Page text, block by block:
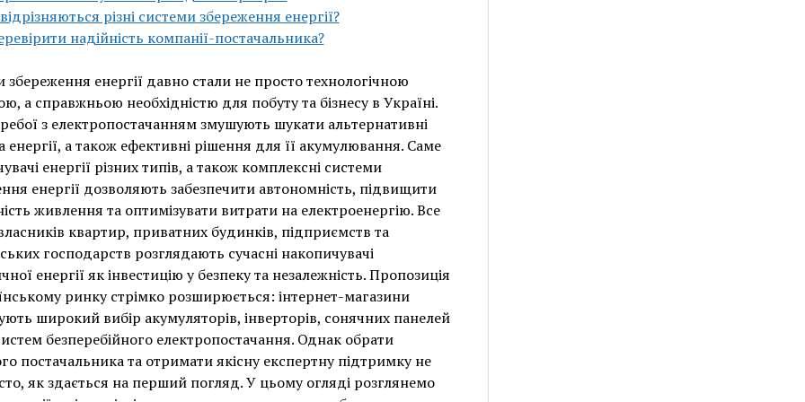
різні системи збереження енергії?
надійність компанії-постачальника?
збереження енергії давно стали не просто технологічною
а справжньою необхідністю для побуту та бізнесу в Україні.
з електропостачанням змушують шукати альтернативні
енергії, а також ефективні рішення для її акумулювання. Саме
енергії різних типів, а також комплексні системи
енергії дозволяють забезпечити автономність, підвищити
живлення та оптимізувати витрати на електроенергію. Все
квартир, приватних будинків, підприємств та
господарств розглядають сучасні накопичувачі
енергії як інвестицію у безпеку та незалежність. Пропозиція
ринку стрімко розширюється: інтернет-магазини
широкий вибір акумуляторів, інверторів, сонячних панелей
безперебійного електропостачання. Однак обрати
постачальника та отримати якісну експертну підтримку не
як здається на перший погляд. У цьому огляді розглянемо